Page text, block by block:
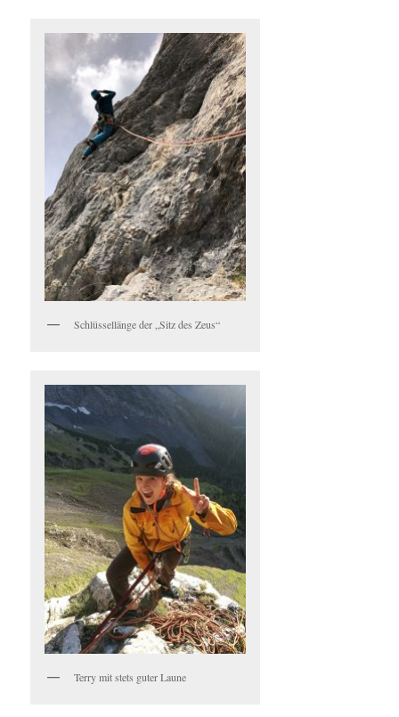
Schlüssellänge der „Sitz des Zeus“
Terry mit stets guter Laune